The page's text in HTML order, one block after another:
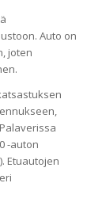
Auto on
joten
-auton
Etuautojen